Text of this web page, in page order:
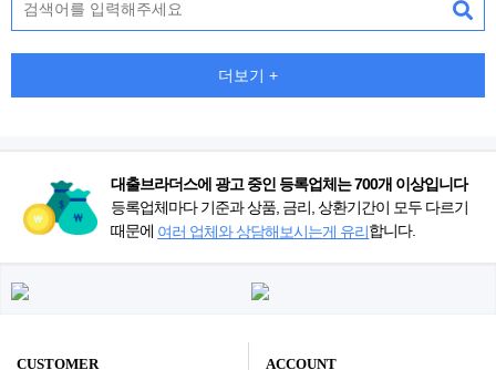
더보기 +
대출브라더스에 광고 중인 등록업체는 700개 이상입니다
등록업체마다 기준과 상품, 금리, 상환기간이 모두 다르기
때문에 여러 업체와 상담해보시는게 유리합니다.
CUSTOMER ACCOUNT